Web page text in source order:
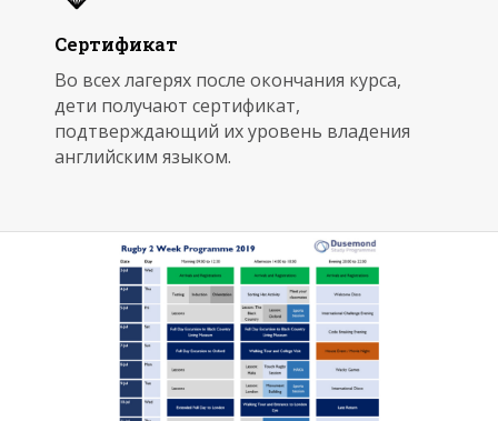
Сертификат
Во всех лагерях после окончания курса,
дети получают сертификат,
подтверждающий их уровень владения
английским языком.